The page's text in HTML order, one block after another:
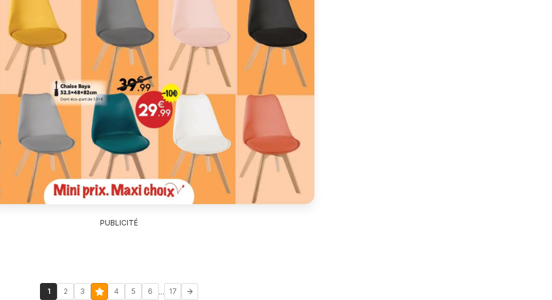
PUBLICITÉ
1 2 3 4 5 6 ... 17